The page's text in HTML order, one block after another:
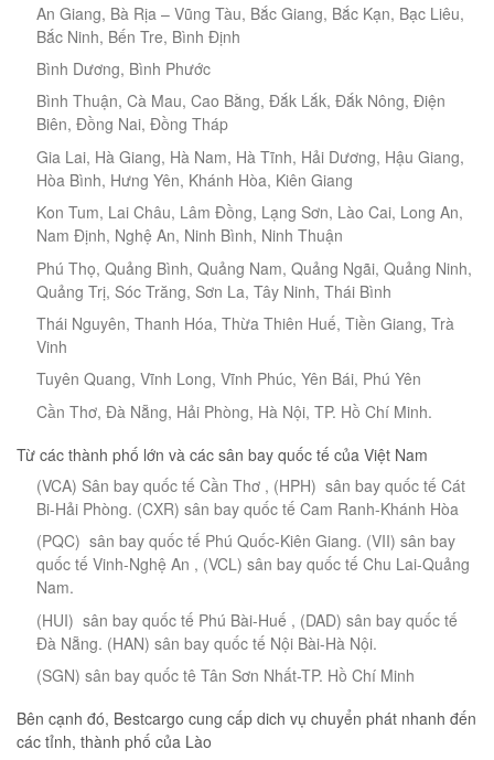
An Giang, Bà Rịa – Vũng Tàu, Bắc Giang, Bắc Kạn, Bạc Liêu,
Bắc Ninh, Bến Tre, Bình Định
Bình Dương, Bình Phước
Bình Thuận, Cà Mau, Cao Bằng, Đắk Lắk, Đắk Nông, Điện
Biên, Đồng Nai, Đồng Tháp
Gia Lai, Hà Giang, Hà Nam, Hà Tĩnh, Hải Dương, Hậu Giang,
Hòa Bình, Hưng Yên, Khánh Hòa, Kiên Giang
Kon Tum, Lai Châu, Lâm Đồng, Lạng Sơn, Lào Cai, Long An,
Nam Định, Nghệ An, Ninh Bình, Ninh Thuận
Phú Thọ, Quảng Bình, Quảng Nam, Quảng Ngãi, Quảng Ninh,
Quảng Trị, Sóc Trăng, Sơn La, Tây Ninh, Thái Bình
Thái Nguyên, Thanh Hóa, Thừa Thiên Huế, Tiền Giang, Trà
Vinh
Tuyên Quang, Vĩnh Long, Vĩnh Phúc, Yên Bái, Phú Yên
Cần Thơ, Đà Nẵng, Hải Phòng, Hà Nội, TP. Hồ Chí Minh.
Từ các thành phố lớn và các sân bay quốc tế của Việt Nam
(VCA) Sân bay quốc tế Cần Thơ , (HPH) sân bay quốc tế Cát
Bi-Hải Phòng. (CXR) sân bay quốc tế Cam Ranh-Khánh Hòa
(PQC) sân bay quốc tế Phú Quốc-Kiên Giang. (VII) sân bay
quốc tế Vinh-Nghệ An , (VCL) sân bay quốc tế Chu Lai-Quảng
Nam.
(HUI) sân bay quốc tế Phú Bài-Huế , (DAD) sân bay quốc tế
Đà Nẵng. (HAN) sân bay quốc tế Nội Bài-Hà Nội.
(SGN) sân bay quốc tê Tân Sơn Nhất-TP. Hồ Chí Minh
Bên cạnh đó, Bestcargo cung cấp dich vụ chuyển phát nhanh đến
các tỉnh, thành phố của Lào